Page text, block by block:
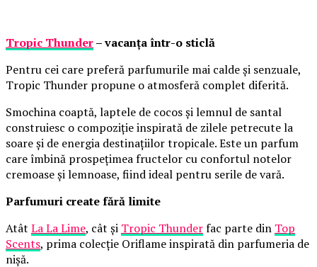
Tropic Thunder– vacanța într-o sticlă
Pentru cei care preferă parfumurile mai calde și senzuale,
Tropic Thunder propune o atmosferă complet diferită.
Smochina coaptă, laptele de cocos și lemnul de santal
construiesc o compoziție inspirată de zilele petrecute la
soare și de energia destinațiilor tropicale. Este un parfum
care îmbină prospețimea fructelor cu confortul notelor
cremoase și lemnoase, fiind ideal pentru serile de vară.
Parfumuri create fără limite
Atât La La Lime, cât și Tropic Thunderfac parte din Top
Scents, prima colecție Oriflame inspirată din parfumeria de
nișă.